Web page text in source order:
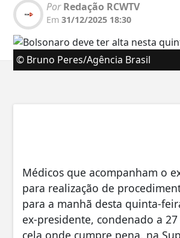
PorRedação RCWTV
Em 31/12/2025 18:30
© Bruno Peres/Agência Brasil
Médicos que acompanham o
para realização de
para a manhã desta quinta-
ex-presidente, condenado a
cela onde cumpre pena, na